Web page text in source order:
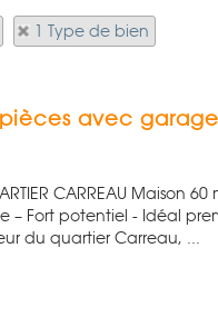
1 Type de bien
avec garage
CARREAU Maison
– Fort potentiel - Idéal
du quartier Carreau, ...